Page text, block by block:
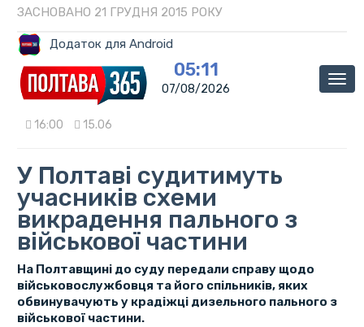
ЗАСНОВАНО 21 ГРУДНЯ 2015 РОКУ
Додаток для Android
05:11
07/08/2026
16:00 15.06
У Полтаві судитимуть
учасників схеми
викрадення пального з
військової частини
На Полтавщині до суду передали справу щодо
військовослужбовця та його спільників, яких
обвинувачують у крадіжці дизельного пального з
військової частини.